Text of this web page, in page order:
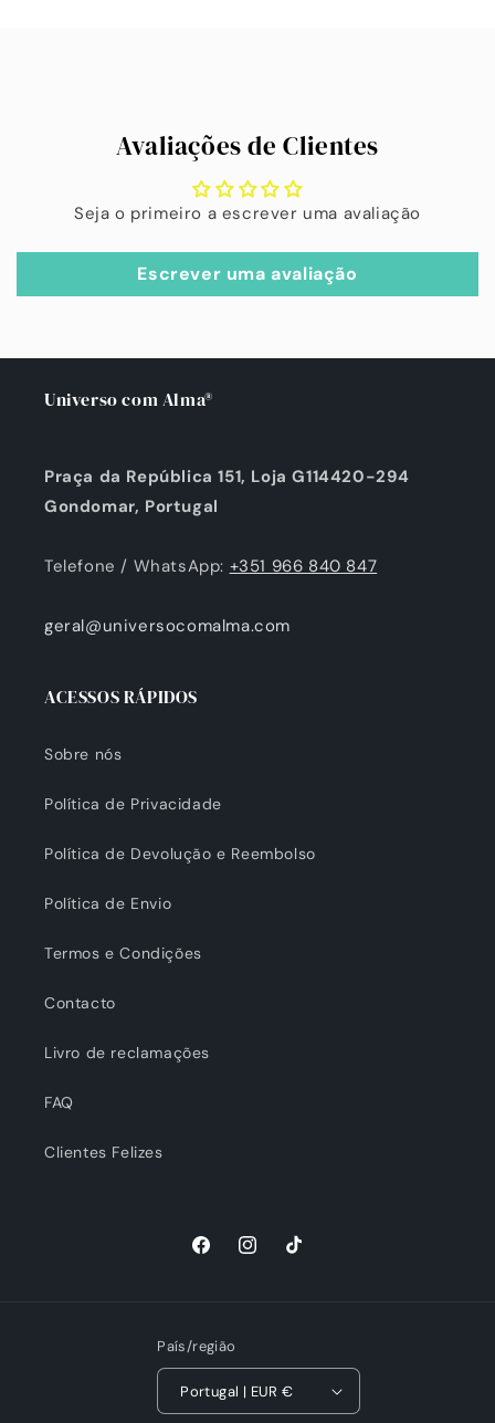
Avaliações de Clientes
Seja o primeiro a escrever uma avaliação
Escrever uma avaliação
Universo com Alma®
Praça da República 151, Loja G114420-294
Gondomar, Portugal
Telefone / WhatsApp: +351 966 840 847
geral@universocomalma.com
ACESSOS RÁPIDOS
Sobre nós
Política de Privacidade
Política de Devolução e Reembolso
Política de Envio
Termos e Condições
Contacto
Livro de reclamações
FAQ
Clientes Felizes
FacebookInstagramTikTok
País/região
Portugal | EUR €